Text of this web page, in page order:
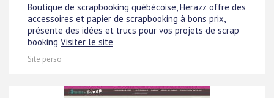
Boutique de scrapbooking québécoise, Herazz offre des
accessoires et papier de scrapbooking à bons prix,
présente des idées et trucs pour vos projets de scrap
booking Visiter le site
Site perso